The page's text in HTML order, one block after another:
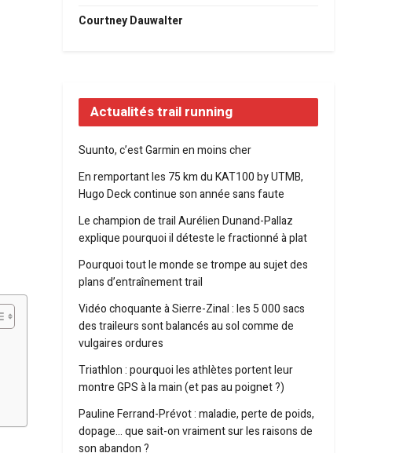
Courtney Dauwalter
Actualités trail running
Suunto, c’est Garmin en moins cher
En remportant les 75 km du KAT100 by UTMB,
Hugo Deck continue son année sans faute
Le champion de trail Aurélien Dunand-Pallaz
explique pourquoi il déteste le fractionné à plat
Pourquoi tout le monde se trompe au sujet des
plans d’entraînement trail
Vidéo choquante à Sierre-Zinal : les 5 000 sacs
des traileurs sont balancés au sol comme de
vulgaires ordures
Triathlon : pourquoi les athlètes portent leur
montre GPS à la main (et pas au poignet ?)
Pauline Ferrand-Prévot : maladie, perte de poids,
dopage… que sait-on vraiment sur les raisons de
son abandon ?